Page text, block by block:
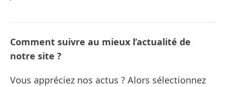
Comment suivre au mieux l’actualité de
notre site ?
Vous appréciez nos actus ? Alors sélectionnez